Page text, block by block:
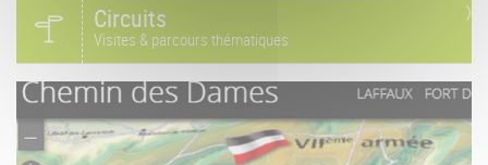
Circuits
Visites & parcours thématiques